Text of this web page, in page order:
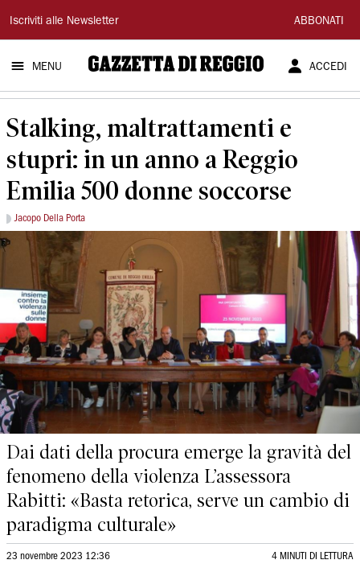
Gazzetta
di
Reggio
Iscriviti alle Newsletter ABBONATI
MENU ACCEDI
Stalking, maltrattamenti e
stupri: in un anno a Reggio
Emilia 500 donne soccorse
Jacopo Della Porta
Dai dati della procura emerge la gravità del
fenomeno della violenza L’assessora
Rabitti: «Basta retorica, serve un cambio di
paradigma culturale»
23 novembre 2023 12:36 4 MINUTI DI LETTURA